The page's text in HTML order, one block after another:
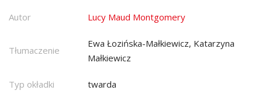
Autor Lucy Maud Montgomery
Tłumaczenie
Ewa Łozińska-Małkiewicz, Katarzyna
Małkiewicz
Typ okładki twarda